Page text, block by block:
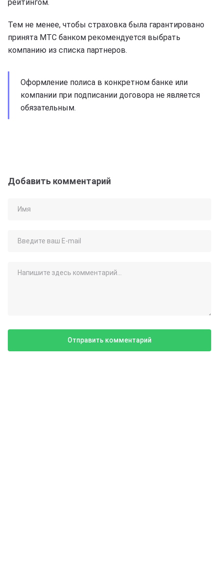
рейтингом.
Тем не менее, чтобы страховка была гарантировано
принята МТС банком рекомендуется выбрать
компанию из списка партнеров.
Оформление полиса в конкретном банке или
компании при подписании договора не является
обязательным.
Добавить комментарий